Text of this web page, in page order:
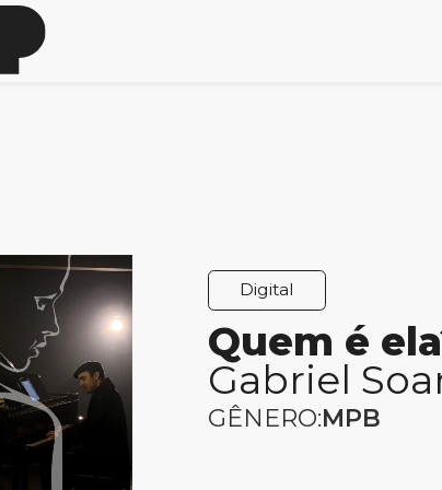
Digital
Quem é
Gabriel
GÊNERO:MPB